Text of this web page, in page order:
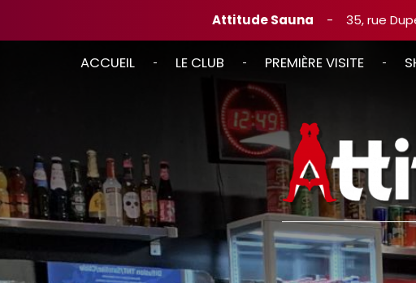
Attitude Sauna - 35, rue
ACCUEIL LE CLUB PREMIÈRE VISITE